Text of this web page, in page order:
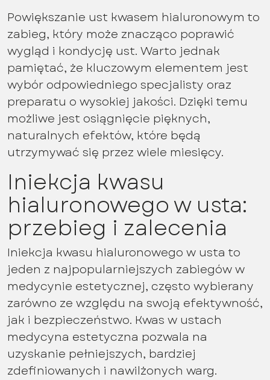
Powiększanie ust kwasem hialuronowym to
zabieg, który może znacząco poprawić
wygląd i kondycję ust. Warto jednak
pamiętać, że kluczowym elementem jest
wybór odpowiedniego specjalisty oraz
preparatu o wysokiej jakości. Dzięki temu
możliwe jest osiągnięcie pięknych,
naturalnych efektów, które będą
utrzymywać się przez wiele miesięcy.
Iniekcja kwasu
hialuronowego w usta:
przebieg i zalecenia
Iniekcja kwasu hialuronowego w usta to
jeden z najpopularniejszych zabiegów w
medycynie estetycznej, często wybierany
zarówno ze względu na swoją efektywność,
jak i bezpieczeństwo. Kwas w ustach
medycyna estetyczna pozwala na
uzyskanie pełniejszych, bardziej
zdefiniowanych i nawilżonych warg.